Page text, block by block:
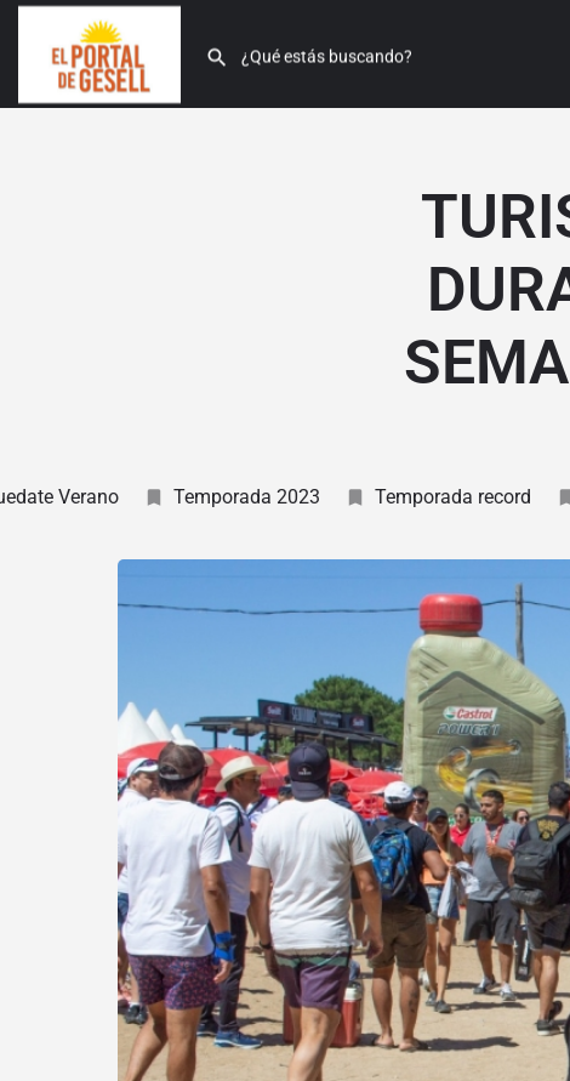
Verano Temporada 2023 Temporada record